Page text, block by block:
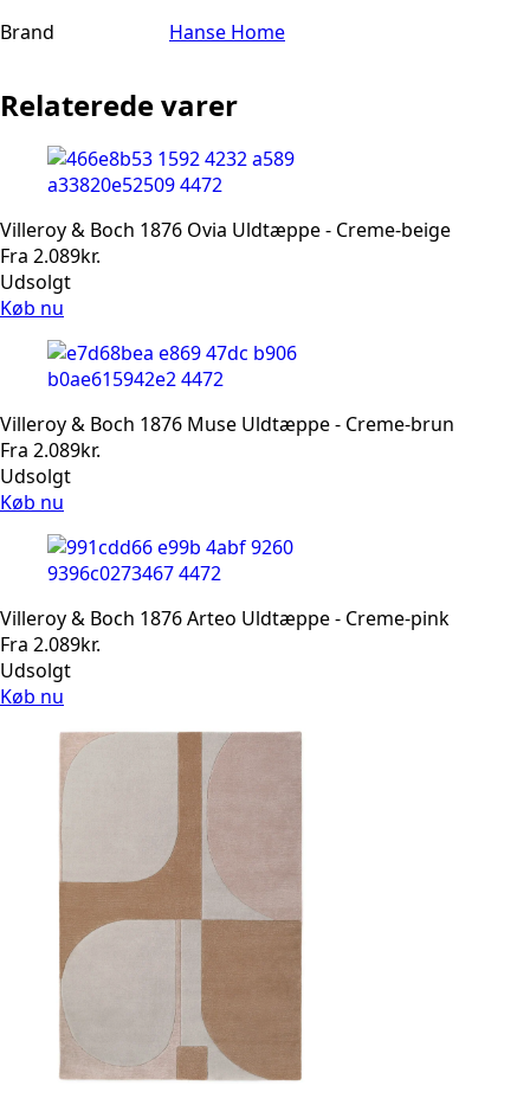
Brand Hanse Home
Relaterede varer
Villeroy & Boch 1876 Ovia Uldtæppe - Creme-beige
Fra 2.089kr.
Udsolgt
Køb nu
Villeroy & Boch 1876 Muse Uldtæppe - Creme-brun
Fra 2.089kr.
Udsolgt
Køb nu
Villeroy & Boch 1876 Arteo Uldtæppe - Creme-pink
Fra 2.089kr.
Udsolgt
Køb nu